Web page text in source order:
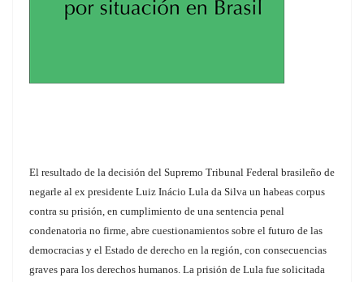
El resultado de la decisión del Supremo Tribunal Federal brasileño de
negarle al ex presidente Luiz Inácio Lula da Silva un habeas corpus
contra su prisión, en cumplimiento de una sentencia penal
condenatoria no firme, abre cuestionamientos sobre el futuro de las
democracias y el Estado de derecho en la región, con consecuencias
graves para los derechos humanos. La prisión de Lula fue solicitada